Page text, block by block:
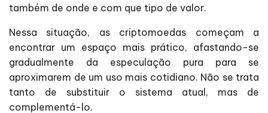
também de onde e com que tipo de valor.
Nessa situação, as criptomoedas começam a
encontrar um espaço mais prático, afastando-se
gradualmente da especulação pura para se
aproximarem de um uso mais cotidiano. Não se trata
tanto de substituir o sistema atual, mas de
complementá-lo.